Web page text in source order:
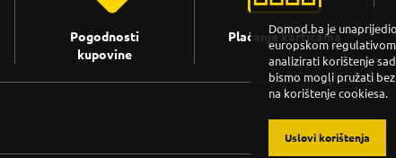
Pogodnosti
kupovine
Plaćanje karticama
Domod.ba je
europskom
analizirati korištenje
bismo mogli pružati
na korištenje cookiesa.
Uslovi korištenja